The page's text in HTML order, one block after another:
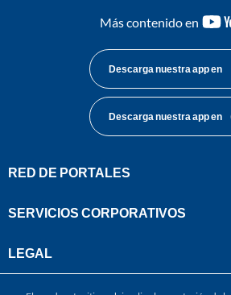
Más contenido en
Descarga nuestra app en
Descarga nuestra app en
RED DE PORTALES
SERVICIOS CORPORATIVOS
LEGAL